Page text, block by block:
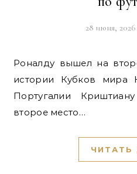
28 июня, 2026
Роналду вышел на второе место по матчам в
истории Кубков мира
Португалии
второе место…
ЧИТАТЬ